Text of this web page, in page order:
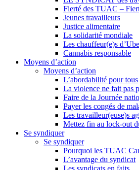
Fierté des TUAC –
Jeunes travailleurs
Justice alimentaire
La solidarité mondiale
Les chauffeur(e)s
Cannabis responsable
Moyens d’action
Moyens d’action
L’abordabilité pour tous
La violence ne fait pas
Faire de la Journée
Payer les congés de
Les travailleur(euse)s
Mettez fin au lock-out
Se syndiquer
Se syndiquer
Pourquoi les TUAC
L’avantage du syndicat
Les syndicats en faits